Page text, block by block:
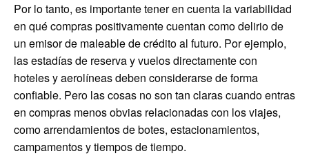
Por lo tanto, es importante tener en cuenta la variabilidad
en qué compras positivamente cuentan como delirio de
un emisor de maleable de crédito al futuro. Por ejemplo,
las estadías de reserva y vuelos directamente con
hoteles y aerolíneas deben considerarse de forma
confiable. Pero las cosas no son tan claras cuando entras
en compras menos obvias relacionadas con los viajes,
como arrendamientos de botes, estacionamientos,
campamentos y tiempos de tiempo.